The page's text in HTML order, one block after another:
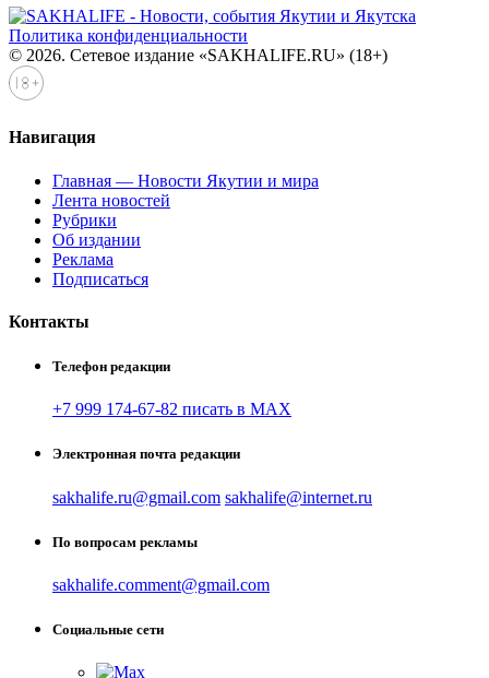
Политика конфиденциальности
© 2026. Сетевое издание «SAKHALIFE.RU» (18+)
Навигация
Главная — Новости Якутии и мира
Лента новостей
Рубрики
Об издании
Реклама
Подписаться
Контакты
Телефон редакции
+7 999 174-67-82 писать в MAX
Электронная почта редакции
sakhalife.ru@gmail.com sakhalife@internet.ru
По вопросам рекламы
sakhalife.comment@gmail.com
Социальные сети